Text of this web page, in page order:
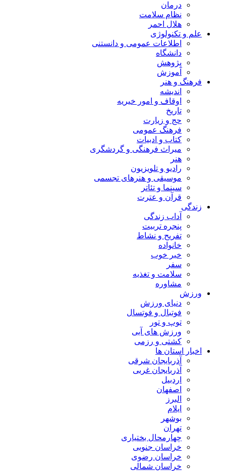
درمان
نظام سلامت
هلال احمر
علم و تکنولوژی
اطلاعات عمومی و دانستنی
دانشگاه
پژوهش
آموزش
فرهنگ و هنر
اندیشه
اوقاف و امور خیریه
تاریخ
حج و زیارت
فرهنگ عمومی
کتاب و ادبیات
میراث فرهنگی و گردشگری
هنر
رادیو و تلویزیون
موسیقی و هنرهای تجسمی
سینما و تئاتر
قرآن و عترت
زندگی
آداب زندگی
پنجره تربیت
تفریح و نشاط
خانواده
خبر خوب
سفر
سلامت و تغذیه
مشاوره
ورزش
دنیای ورزش
فوتبال و فوتسال
توپ و تور
ورزش های آبی
کشتی و رزمی
اخبار استان ها
آذربایجان شرقی
آذربایجان غربی
اردبیل
اصفهان
البرز
ایلام
بوشهر
تهران
چهارمحال بختیاری
خراسان جنوبی
خراسان رضوی
خراسان شمالی